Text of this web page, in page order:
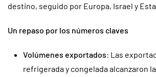
destino, seguido por Europa, Israel y
Un repaso por los números claves
Volúmenes exportados: Las
refrigerada y congelada alcanzaron